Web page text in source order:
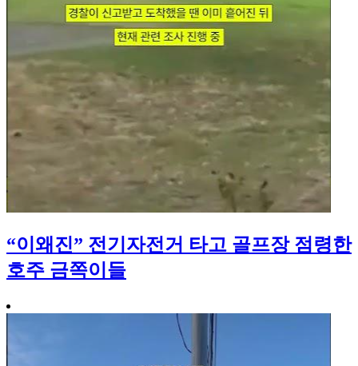
“이왜진” 전기자전거 타고 골프장 점령한
호주 금쪽이들